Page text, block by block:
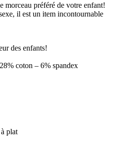
morceau préféré de votre enfant!
il est un item incontournable
des enfants!
coton – 6% spandex
plat